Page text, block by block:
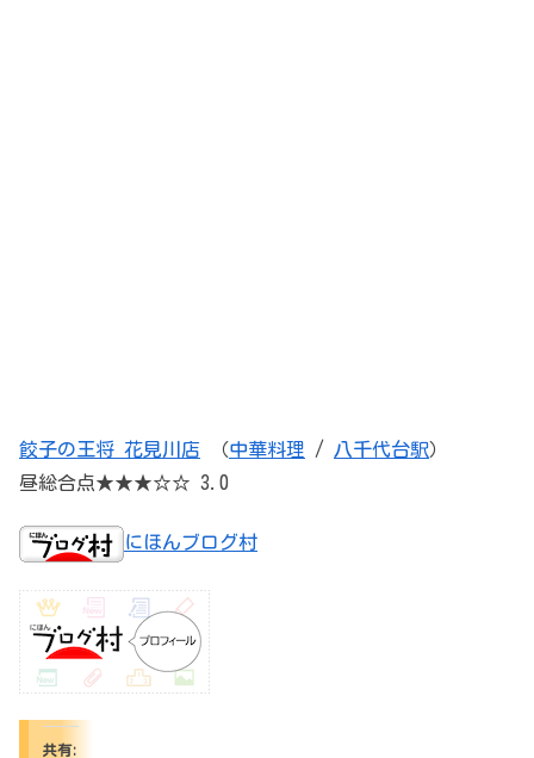
餃子の王将 花見川店 （中華料理 / 八千代台駅）
昼総合点★★★☆☆ 3.0
にほんブログ村
共有: